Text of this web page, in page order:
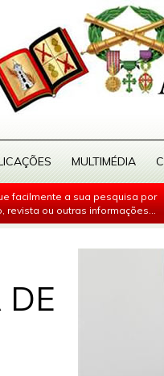
MULTIMÉDIA
facilmente a sua pesquisa por
revista ou outras informações...
DE